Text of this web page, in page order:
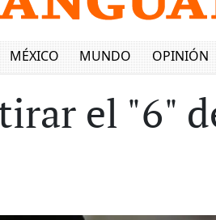
MÉXICO MUNDO OPINIÓN
el "6"